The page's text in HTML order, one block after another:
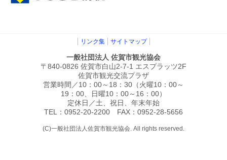
リンク集 サイトマップ
一般社団法人 佐賀市観光協会
〒840-0826 佐賀市白山2-7-1 エスプラッツ2F
佐賀市観光交流プラザ
営業時間／10：00～18：30（火曜10：00～
19：00、日曜10：00～16：00）
定休日／土、祝日、年末年始
TEL：0952-20-2200 FAX：0952-28-5656
(C)一般社団法人佐賀市観光協会. All rights reserved.